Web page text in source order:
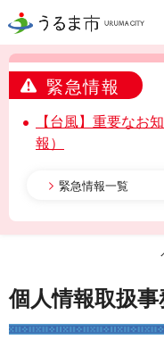
うるま市
緊急情報
【台風】重要なお
報）
緊急情報一覧
個人情報取扱